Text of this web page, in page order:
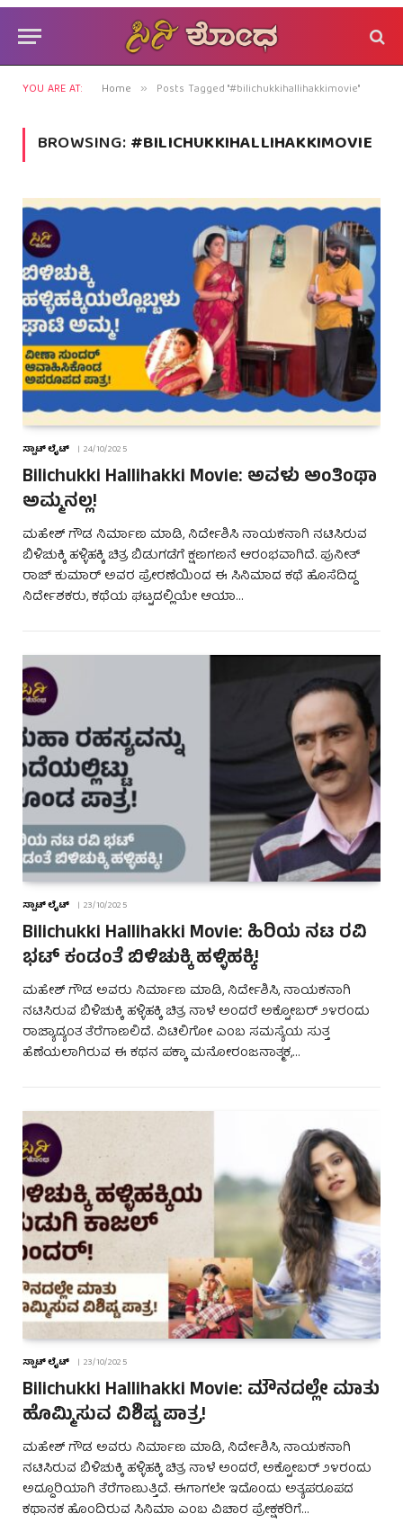
YOU ARE AT: Home » Posts Tagged "#bilichukkihallihakkimovie"
BROWSING:#BILICHUKKIHALLIHAKKIMOVIE
ಸ್ಪಾಟ್ ಲೈಟ್ 24/10/2025
Bilichukki Hallihakki Movie: ಅವಳು ಅಂತಿಂಥಾ
ಅಮ್ಮನಲ್ಲ!
ಮಹೇಶ್ ಗೌಡ ನಿರ್ಮಾಣ ಮಾಡಿ, ನಿರ್ದೇಶಿಸಿ ನಾಯಕನಾಗಿ ನಟಿಸಿರುವ
ಬಿಳಿಚುಕ್ಕಿ ಹಳ್ಳಿಹಕ್ಕಿ ಚಿತ್ರ ಬಿಡುಗಡೆಗೆ ಕ್ಷಣಗಣನೆ ಆರಂಭವಾಗಿದೆ. ಪುನೀತ್
ರಾಜ್ ಕುಮಾರ್ ಅವರ ಪ್ರೇರಣೆಯಿಂದ ಈ ಸಿನಿಮಾದ ಕಥೆ ಹೊಸೆದಿದ್ದ
ನಿರ್ದೇಶಕರು, ಕಥೆಯ ಘಟ್ಟದಲ್ಲಿಯೇ ಆಯಾ…
ಸ್ಪಾಟ್ ಲೈಟ್ 23/10/2025
Bilichukki Hallihakki Movie: ಹಿರಿಯ ನಟ ರವಿ
ಭಟ್ ಕಂಡಂತೆ ಬಿಳಿಚುಕ್ಕಿ ಹಳ್ಳಿಹಕ್ಕಿ!
ಮಹೇಶ್ ಗೌಡ ಅವರು ನಿರ್ಮಾಣ ಮಾಡಿ, ನಿರ್ದೇಶಿಸಿ, ನಾಯಕನಾಗಿ
ನಟಿಸಿರುವ ಬಿಳಿಚುಕ್ಕಿ ಹಳ್ಳಿಹಕ್ಕಿ ಚಿತ್ರ ನಾಳೆ ಅಂದರೆ ಅಕ್ಟೋಬರ್ ೨೪ರಂದು
ರಾಜ್ಯಾದ್ಯಂತ ತೆರೆಗಾಣಲಿದೆ. ವಿಟಿಲಿಗೋ ಎಂಬ ಸಮಸ್ಯೆಯ ಸುತ್ತ
ಹೆಣೆಯಲಾಗಿರುವ ಈ ಕಥನ ಪಕ್ಕಾ ಮನೋರಂಜನಾತ್ಮಕ,…
ಸ್ಪಾಟ್ ಲೈಟ್ 23/10/2025
Bilichukki Hallihakki Movie: ಮೌನದಲ್ಲೇ ಮಾತು
ಹೊಮ್ಮಿಸುವ ವಿಶಿಷ್ಟ ಪಾತ್ರ!
ಮಹೇಶ್ ಗೌಡ ಅವರು ನಿರ್ಮಾಣ ಮಾಡಿ, ನಿರ್ದೇಶಿಸಿ, ನಾಯಕನಾಗಿ
ನಟಿಸಿರುವ ಬಿಳಿಚುಕ್ಕಿ ಹಳ್ಳಿಹಕ್ಕಿ ಚಿತ್ರ ನಾಳೆ ಅಂದರೆ, ಅಕ್ಟೋಬರ್ ೨೪ರಂದು
ಅದ್ದೂರಿಯಾಗಿ ತೆರೆಗಾಣುತ್ತಿದೆ. ಈಗಾಗಲೇ ಇದೊಂದು ಅತ್ಯಪರೂಪದ
ಕಥಾನಕ ಹೊಂದಿರುವ ಸಿನಿಮಾ ಎಂಬ ವಿಚಾರ ಪ್ರೇಕ್ಷಕರಿಗೆ…